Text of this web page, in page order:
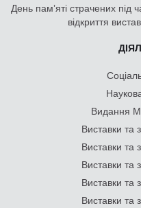
День памʼяті страчених під
відкриття
Видання
Виставки та
Виставки та
Виставки та
Виставки та
Виставки та